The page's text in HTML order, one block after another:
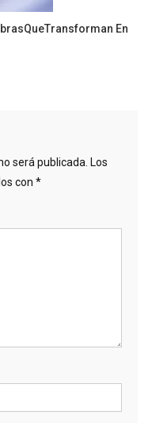
En
será publicada. Los
con *